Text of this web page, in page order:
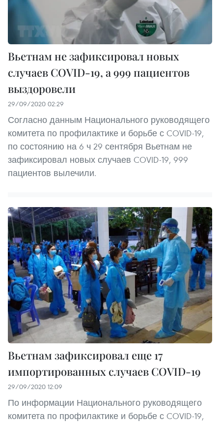
Вьетнам не зафиксировал новых
случаев COVID-19, а 999 пациентов
выздоровели
29/09/2020 02:29
Согласно данным Национального руководящего
комитета по профилактике и борьбе с COVID-19,
по состоянию на 6 ч 29 сентября Вьетнам не
зафиксировал новых случаев COVID-19, 999
пациентов вылечили.
Вьетнам зафиксировал еще 17
импортированных случаев COVID-19
29/09/2020 12:09
По информации Национального руководящего
комитета по профилактике и борьбе с COVID-19,